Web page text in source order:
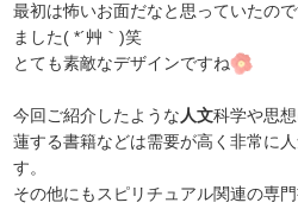
最初は怖いお面だなと思っていたの
ました( *´艸｀)笑
とても素敵なデザインですね
今回ご紹介したような人文科学や思
蓮する書籍などは需要が高く非常に
す。
その他にもスピリチュアル関連の専